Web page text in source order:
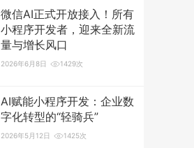
微信AI正式开放接入！所有
小程序开发者，迎来全新流
量与增长风口
2026年6月8日 1429次
AI赋能小程序开发：企业数
字化转型的“轻骑兵”
2026年5月12日 1425次